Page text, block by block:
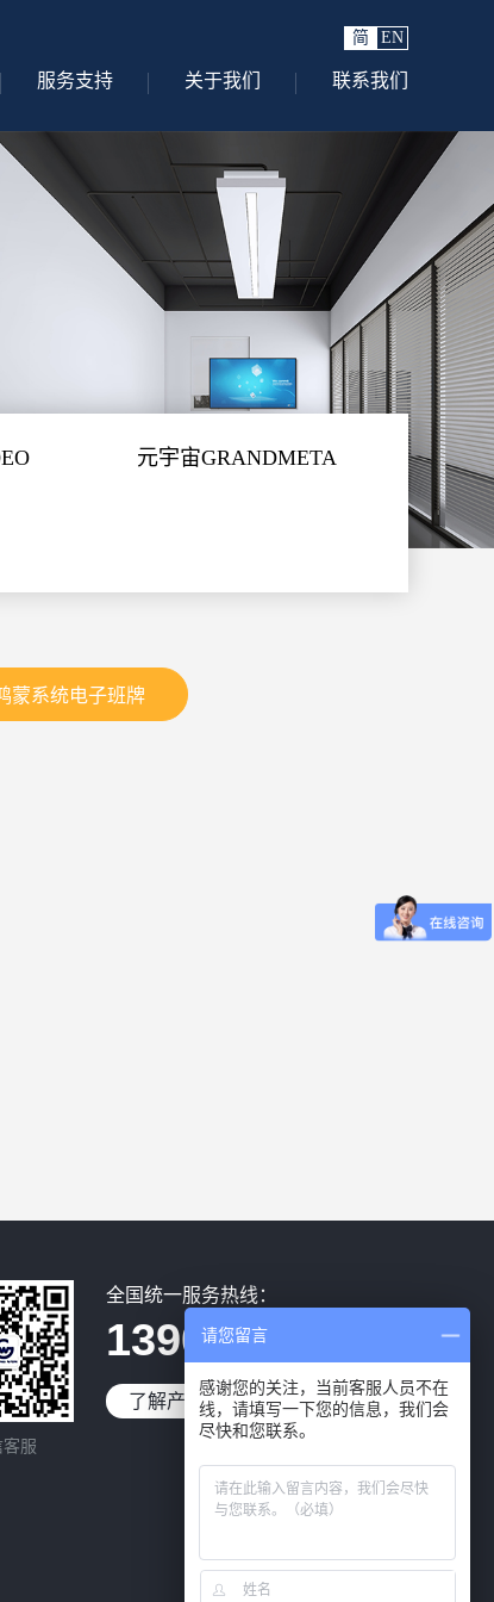
简 EN
服务支持 关于我们 联系我们
元宇宙GRANDMETA
蒙系统电子班牌
服
全国统一服务热线：
13902976795
了解产品 免费试用
请您留言
感谢您的关注，当前客服人员不在
线，请填写一下您的信息，我们会
尽快和您联系。